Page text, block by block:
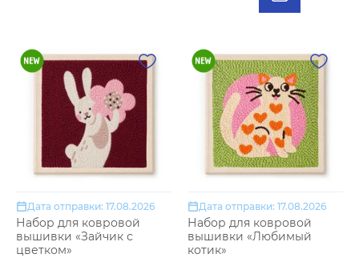
Дата отправки: 17.08.2026
Набор для ковровой
вышивки «Зайчик с
цветком»
Дата отправки: 17.08.2026
Набор для ковровой
вышивки «Любимый
котик»